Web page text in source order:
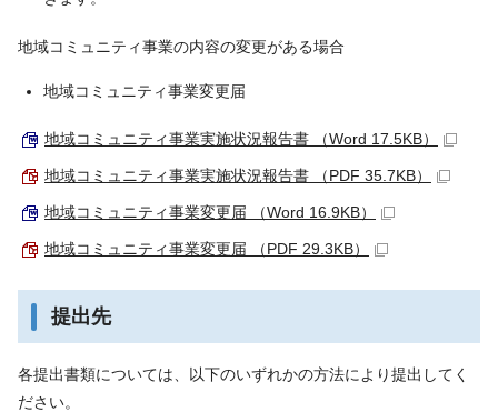
地域コミュニティ事業の内容の変更がある場合
地域コミュニティ事業変更届
地域コミュニティ事業実施状況報告書 （Word 17.5KB）
地域コミュニティ事業実施状況報告書 （PDF 35.7KB）
地域コミュニティ事業変更届 （Word 16.9KB）
地域コミュニティ事業変更届 （PDF 29.3KB）
提出先
各提出書類については、以下のいずれかの方法により提出してく
ださい。